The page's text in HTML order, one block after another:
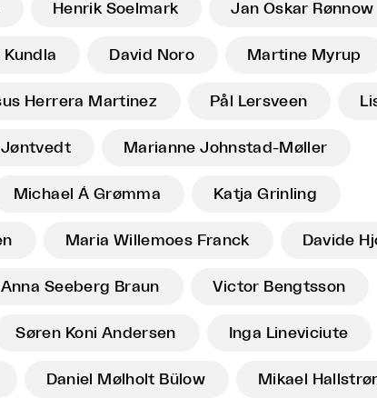
Henrik Soelmark Jan Oskar Rønnow
Kundla David Noro Martine Myrup
Herrera Martinez Pål Lersveen
Marianne Johnstad-Møller
Michael Á Grømma Katja Grinling
Maria Willemoes Franck Davide
Anna Seeberg Braun Victor Bengtsson
Søren Koni Andersen Inga Lineviciute
Daniel Mølholt Bülow Mikael